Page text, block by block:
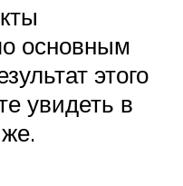
основным
этого
увидеть в